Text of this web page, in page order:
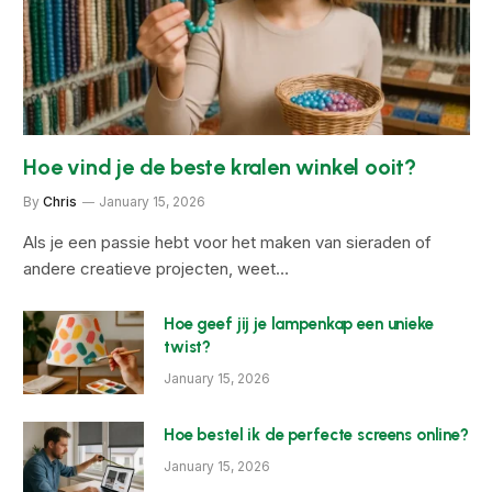
Hoe vind je de beste kralen winkel ooit?
By Chris January 15, 2026
Als je een passie hebt voor het maken van sieraden of
andere creatieve projecten, weet…
Hoe geef jij je lampenkap een unieke
twist?
January 15, 2026
Hoe bestel ik de perfecte screens online?
January 15, 2026